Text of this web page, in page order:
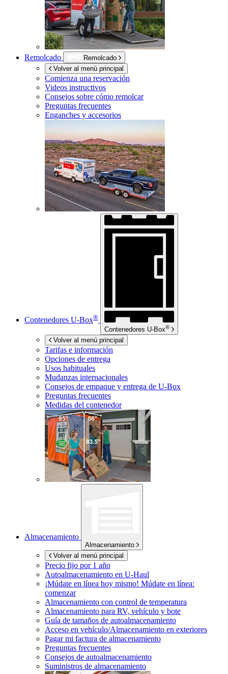
Remolcado
Remolcado
Volver al menú principal
Comienza una reservación
Videos instructivos
Consejos sobre cómo remolcar
Preguntas frecuentes
Enganches y accesorios
Contenedores U-Box®
Contenedores U-Box®
Volver al menú principal
Tarifas e información
Opciones de entrega
Usos habituales
Mudanzas internacionales
Consejos de empaque y entrega de U-Box
Preguntas frecuentes
Medidas del contenedor
Almacenamiento
Almacenamiento
Volver al menú principal
Precio fijo por 1 año
Autoalmacenamiento en U-Haul
¡Múdate en línea hoy mismo! Múdate en línea:
comenzar
Almacenamiento con control de temperatura
Almacenamiento para RV, vehículo y bote
Guía de tamaños de autoalmacenamiento
Acceso en vehículo/Almacenamiento en exteriores
Pagar mi factura de almacenamiento
Preguntas frecuentes
Consejos de autoalmacenamiento
Suministros de almacenamiento